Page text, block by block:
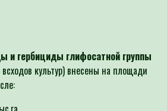
и гербициды глифосатной группы
культур) внесены на площади